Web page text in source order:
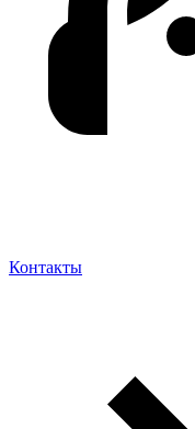
Контакты